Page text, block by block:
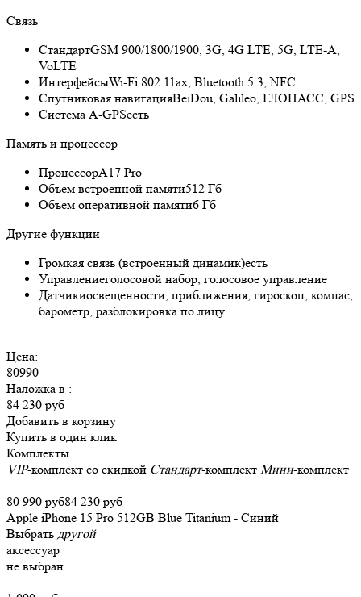
Связь
СтандартGSM 900/1800/1900, 3G, 4G LTE, 5G, LTE-A,
VoLTE
ИнтерфейсыWi-Fi 802.11ax, Bluetooth 5.3, NFC
Спутниковая навигацияBeiDou, Galileo, ГЛОНАСС, GPS
Cистема A-GPSесть
Память и процессор
ПроцессорA17 Pro
Объем встроенной памяти512 Гб
Объем оперативной памяти6 Гб
Другие функции
Громкая связь (встроенный динамик)есть
Управлениеголосовой набор, голосовое управление
Датчикиосвещенности, приближения, гироскоп, компас,
барометр, разблокировка по лицу
Цена:
80990
Наложка в :
84 230 руб
Добавить в корзину
Купить в один клик
Комплекты
VIP-комплект со скидкой Стандарт-комплект Мини-комплект
80 990 руб84 230 руб
Apple iPhone 15 Pro 512GB Blue Titanium - Синий
Выбрать другой
аксессуар
не выбран